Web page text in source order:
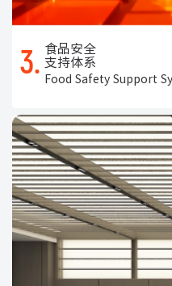
3. 食品安全
支持体系
Food Safety Support